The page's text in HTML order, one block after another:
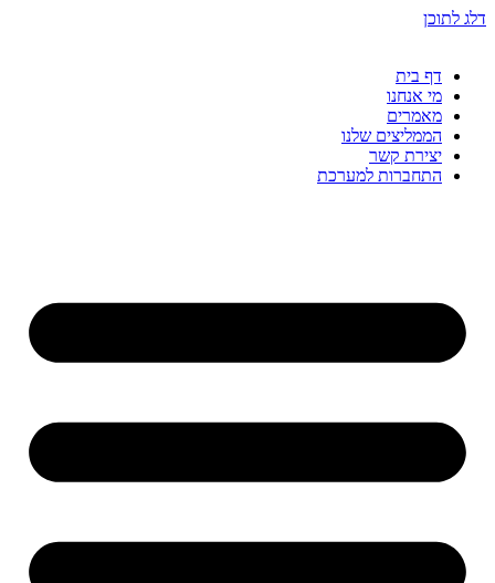
דלג לתוכן
דף בית
מי אנחנו
מאמרים
הממליצים שלנו
יצירת קשר
התחברות למערכת